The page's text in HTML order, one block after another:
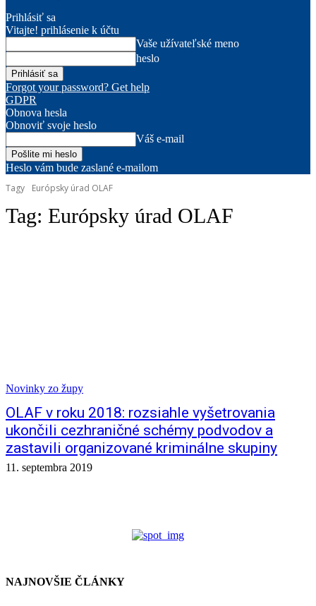
Prihlásiť sa
Vitajte! prihlásenie k účtu
Vaše užívateľské meno
heslo
Forgot your password? Get help
GDPR
Obnova hesla
Obnoviť svoje heslo
Váš e-mail
Heslo vám bude zaslané e-mailom
Tagy
Európsky úrad OLAF
Tag: Európsky úrad OLAF
Novinky zo župy
OLAF v roku 2018: rozsiahle vyšetrovania
ukončili cezhraničné schémy podvodov a
zastavili organizované kriminálne skupiny
11. septembra 2019
NAJNOVŠIE ČLÁNKY